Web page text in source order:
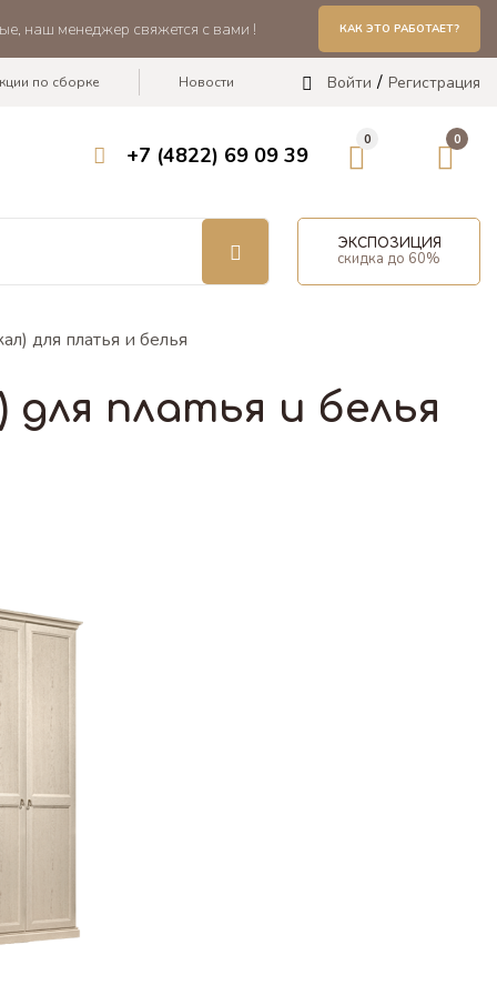
наш менеджер свяжется с вами ! КАК ЭТО РАБОТАЕТ?
Войти Регистрация
по сборке Новости
+7 (4822) 69 09 39
0 0
ЭКСПОЗИЦИЯ
скидка до 60%
для платья и белья
платья и белья